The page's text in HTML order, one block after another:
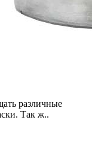
различные
Так ж..